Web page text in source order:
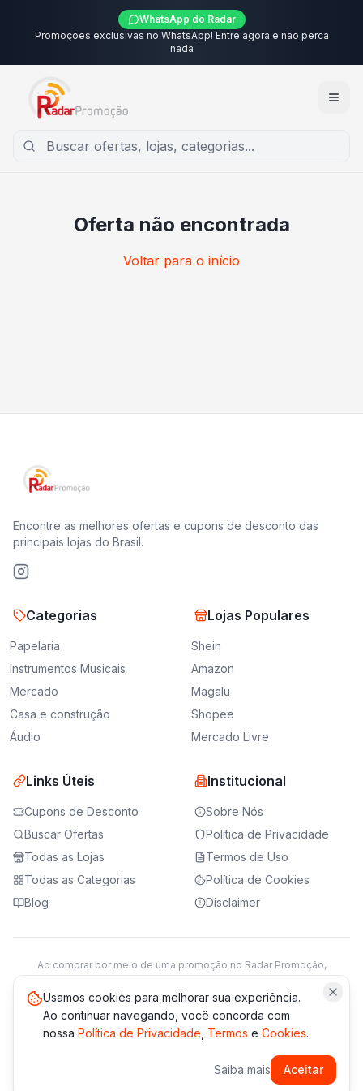
WhatsApp do Radar
Promoções exclusivas no WhatsApp! Entre agora e não perca
nada
Oferta não encontrada
Voltar para o início
Encontre as melhores ofertas e cupons de desconto das
principais lojas do Brasil.
Categorias
Papelaria
Instrumentos Musicais
Mercado
Casa e construção
Áudio
Lojas Populares
Shein
Amazon
Magalu
Shopee
Mercado Livre
Links Úteis
Cupons de Desconto
Buscar Ofertas
Todas as Lojas
Todas as Categorias
Blog
Institucional
Sobre Nós
Política de Privacidade
Termos de Uso
Política de Cookies
Disclaimer
Ao comprar por meio de uma promoção no Radar Promoção,
Saiba mais
*Os preços e disponibilidade podem variar. Verifique sempre
Usamos cookies para melhorar sua experiência.
Ao continuar navegando, você concorda com
nossa Política de Privacidade Termos e Cookies.
Saiba mais Aceitar